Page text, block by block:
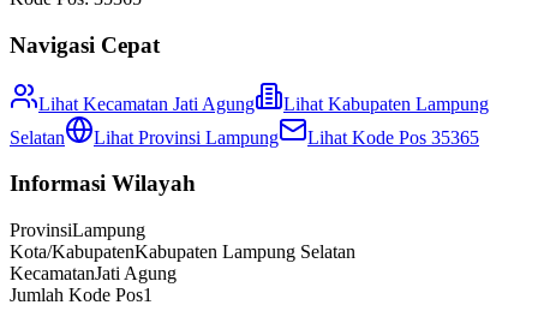
Navigasi Cepat
Lihat Kecamatan Jati Agung Lihat Kabupaten Lampung
Selatan
Lihat Provinsi Lampung Lihat Kode Pos 35365
Informasi Wilayah
ProvinsiLampung
Kota/KabupatenKabupaten Lampung Selatan
KecamatanJati Agung
Jumlah Kode Pos1